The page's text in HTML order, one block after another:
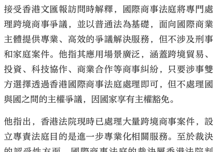
接受香港文匯報訪問時解釋，國際商事法庭將專門處
理跨境商事爭議，並以普通法為基礎，面向國際商業
主體提供專業、高效的爭議解決服務，但不涉及刑事
和家庭案件。他指其應用場景廣泛，涵蓋跨境貿易、
投資、科技協作、商業合作等商事糾紛，只要涉事雙
方選擇透過香港國際商事法庭處理即可，但不處理國
與國之間的主權爭議，因國家享有主權豁免。
他指出，香港法院現時已處理大量跨境商事案件，設
立專責法庭目的是進一步專業化相關服務。至於裁決